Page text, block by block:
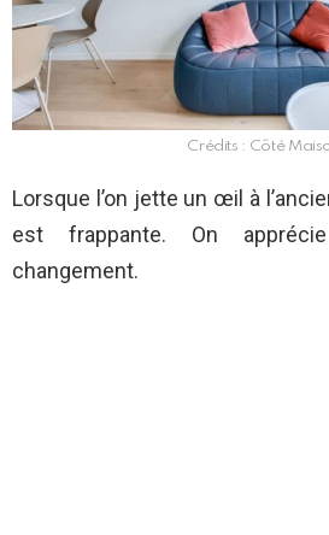
Crédits : Côté
Lorsque l’on jette un œil à
est frappante. On
changement.